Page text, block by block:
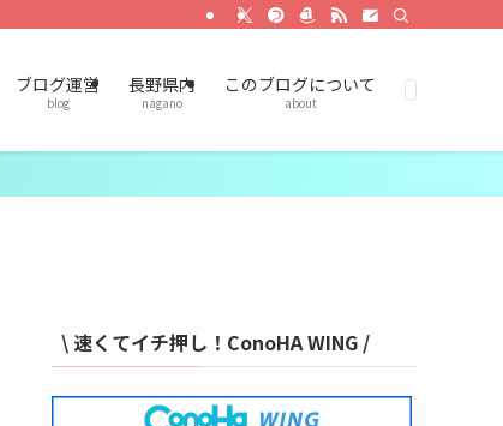
ブログ運営
blog
長野県内
nagano
このブログについて
about
\ 速くてイチ押し！ConoHA WING /